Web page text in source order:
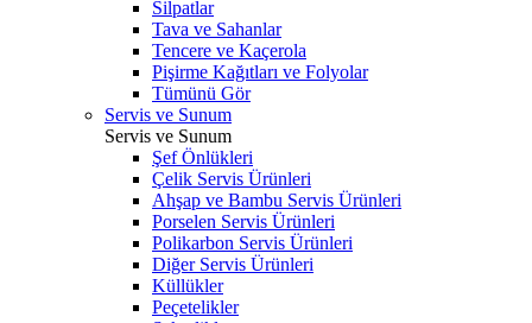
Silpatlar
Tava ve Sahanlar
Tencere ve Kaçerola
Pişirme Kağıtları ve Folyolar
Tümünü Gör
Servis ve Sunum
Servis ve Sunum
Şef Önlükleri
Çelik Servis Ürünleri
Ahşap ve Bambu Servis Ürünleri
Porselen Servis Ürünleri
Polikarbon Servis Ürünleri
Diğer Servis Ürünleri
Küllükler
Peçetelikler